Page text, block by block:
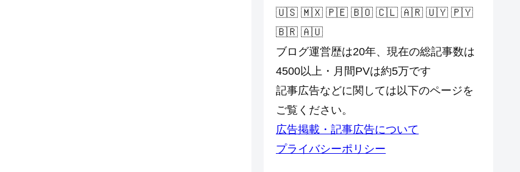
🇺🇸 🇲🇽 🇵🇪 🇧🇴 🇨🇱 🇦🇷 🇺🇾 🇵🇾
🇧🇷 🇦🇺
ブログ運営歴は20年、現在の総記事数は
4500以上・月間PVは約5万です
記事広告などに関しては以下のページを
ご覧ください。
広告掲載・記事広告について
プライバシーポリシー